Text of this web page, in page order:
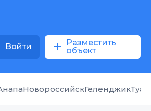
Войти
Разместить
объект
НовороссийскГеленджик